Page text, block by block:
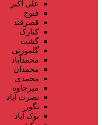
علی اکبر
فنوج
قصرقند
کنارک
گشت
گلمورتی
محمدآباد
محمدان
محمدی
میرجاوه
نصرت آباد
نگور
نوک آباد